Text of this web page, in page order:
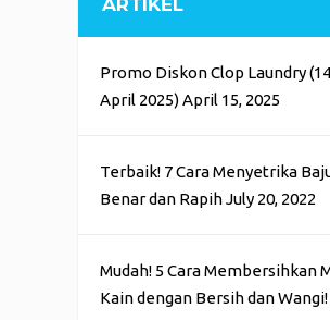
ARTIKEL
Promo Diskon Clop Laundry
April 2025) April 15, 2025
Terbaik! 7 Cara Menyetrika
Benar dan Rapih July 20, 2022
Mudah! 5 Cara Membersihkan
Kain dengan Bersih dan Wangi!